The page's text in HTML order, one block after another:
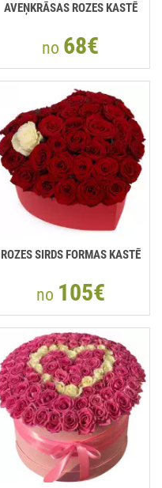
AVEŅKRĀSAS ROZES KASTĒ
no 68€
ROZES SIRDS FORMAS KASTĒ
no 105€